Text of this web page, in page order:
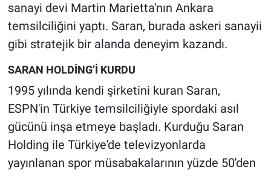
sanayi devi Martin Marietta'nın Ankara
temsilciliğini yaptı. Saran, burada askeri sanayii
gibi stratejik bir alanda deneyim kazandı.
SARAN HOLDİNG’İ KURDU
1995 yılında kendi şirketini kuran Saran,
ESPN'in Türkiye temsilciliğiyle spordaki asıl
gücünü inşa etmeye başladı. Kurduğu Saran
Holding ile Türkiye'de televizyonlarda
yayınlanan spor müsabakalarının yüzde 50'den